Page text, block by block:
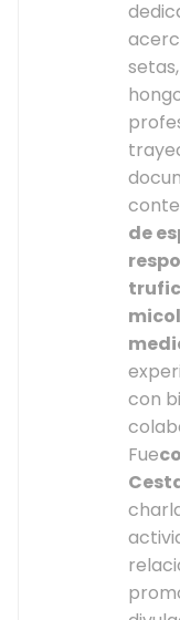
de
con
Fue